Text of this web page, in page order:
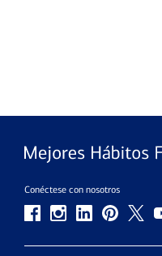
Conéctese con nosotros